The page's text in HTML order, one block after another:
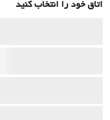
اتاق خود را انتخاب کنید